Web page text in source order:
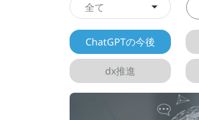
全て
ChatGPTの今後
dx推進